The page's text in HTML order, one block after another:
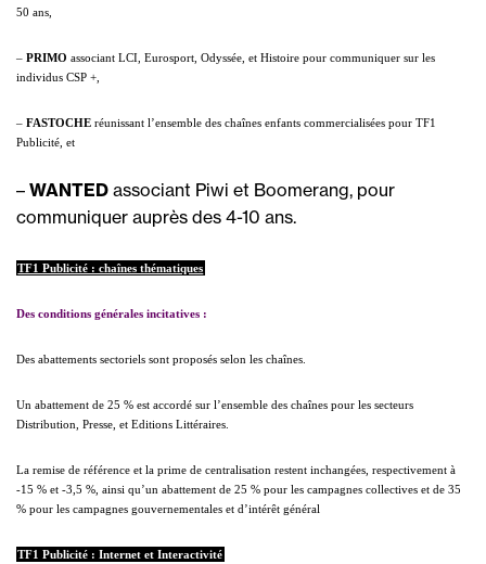
50 ans,
– PRIMO associant LCI, Eurosport, Odyssée, et Histoire pour communiquer sur les
individus CSP +,
– FASTOCHE réunissant l’ensemble des chaînes enfants commercialisées pour TF1
Publicité, et
– WANTED associant Piwi et Boomerang, pour
communiquer auprès des 4-10 ans.
TF1 Publicité : chaînes thématiques
Des conditions générales incitatives :
Des abattements sectoriels sont proposés selon les chaînes.
Un abattement de 25 % est accordé sur l’ensemble des chaînes pour les secteurs
Distribution, Presse, et Editions Littéraires.
La remise de référence et la prime de centralisation restent inchangées, respectivement à
-15 % et -3,5 %, ainsi qu’un abattement de 25 % pour les campagnes collectives et de 35
% pour les campagnes gouvernementales et d’intérêt général
TF1 Publicité : Internet et Interactivité